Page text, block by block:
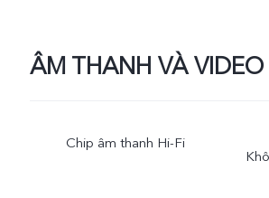
ÂM THANH VÀ VIDEO
Chip âm thanh Hi-Fi